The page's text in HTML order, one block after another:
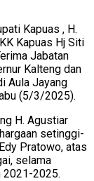
Kapuas , H.
Kapuas Hj Siti
Jabatan
Kalteng dan
Aula Jayang
(5/3/2025).
H. Agustiar
setinggi-
Pratowo, atas
selama
2021-2025.